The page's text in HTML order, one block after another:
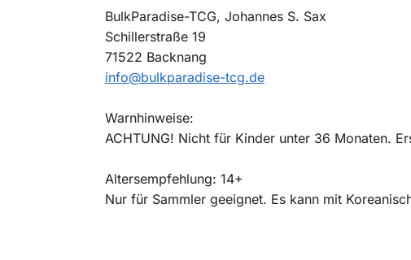
BulkParadise-TCG, Johannes S. Sax
Schillerstraße 19
71522 Backnang
info@bulkparadise-tcg.de
Warnhinweise:
ACHTUNG! Nicht für Kinder unter 36 Monaten.
Altersempfehlung: 14+
Nur für Sammler geeignet. Es kann mit